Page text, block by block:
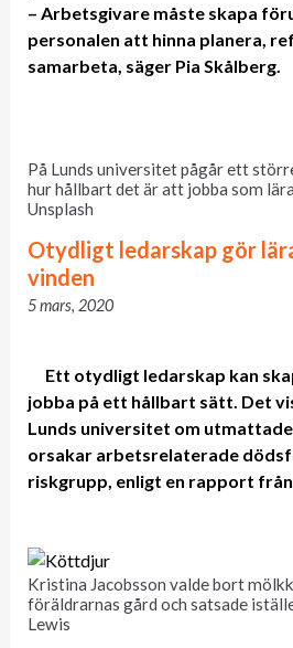
– Arbetsgivare måste skapa
personalen att hinna planera,
samarbeta, säger Pia Skålberg.
På Lunds universitet pågår ett
hur hållbart det är att jobba som
Unsplash
Otydligt ledarskap gör
vinden
5 mars, 2020
Ett otydligt ledarskap kan
jobba på ett hållbart sätt. Det
Lunds universitet om
orsakar arbetsrelaterade
riskgrupp, enligt en rapport
Kristina Jacobsson valde bort
föräldrarnas gård och satsade
Lewis